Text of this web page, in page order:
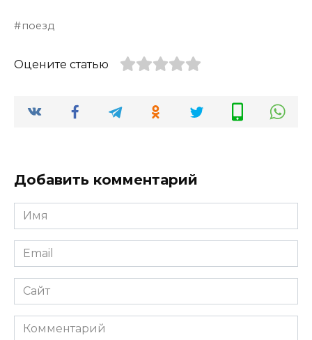
поезд
Оцените статью
Добавить комментарий
Имя
*
Email
*
Сайт
Комментарий